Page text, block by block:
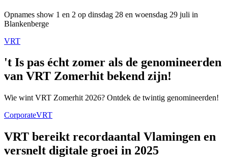
Opnames show 1 en 2 op dinsdag 28 en woensdag 29 juli in
Blankenberge
VRT
't Is pas écht zomer als de genomineerden
van VRT Zomerhit bekend zijn!
Wie wint VRT Zomerhit 2026? Ontdek de twintig genomineerden!
CorporateVRT
VRT bereikt recordaantal Vlamingen en
versnelt digitale groei in 2025